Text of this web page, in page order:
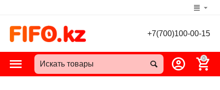
+7(700)100-00-15
0